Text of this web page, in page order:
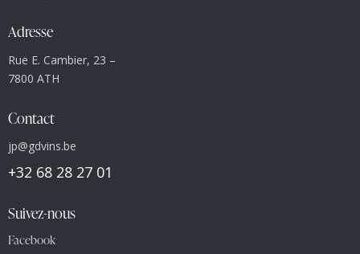
Adresse
Rue E. Cambier, 23 –
7800 ATH
Contact
jp@gdvins.be
+32 68 28 27 01
Suivez-nous
Facebook